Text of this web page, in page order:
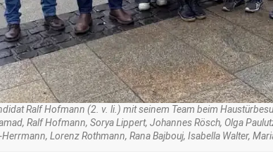
Ralf Hofmann (2. v. li.) mit seinem Team beim
Ralf Hofmann, Sorya Lippert, Johannes Rösch, Olga
Lorenz Rothmann, Rana Bajbouj, Isabella Walter,